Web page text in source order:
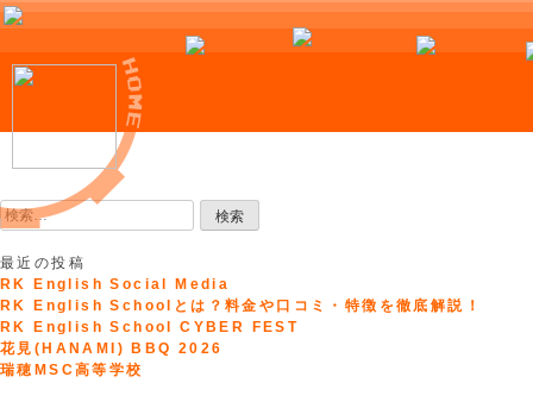
to
content
検
索:
最近の投稿
RK English Social Media
RK English Schoolとは？料金や口コミ・特徴を徹底解説！
RK English School CYBER FEST
花見(HANAMI) BBQ 2026
瑞穂MSC高等学校